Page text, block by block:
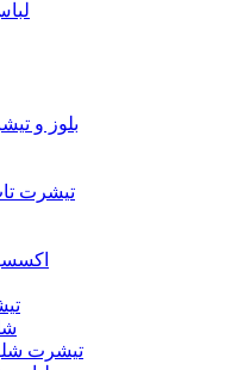
بلوز و
تیشرت
تیشرت